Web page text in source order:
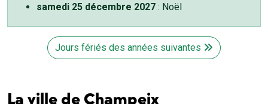
samedi 25 décembre 2027 : Noël
Jours fériés des années suivantes
La ville de Champeix